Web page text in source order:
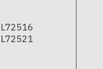
L72516
L72521